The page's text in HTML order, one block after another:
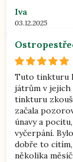
Iva
03.12.2025
Tuto tinkturu
játrům v jejich
tinkturu
začala
únavy a
vyčerpání.
dobře to cítím,
několika